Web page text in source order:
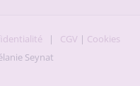
| CGV | Cookies
Seynat